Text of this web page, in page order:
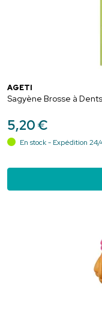
AGETI
Sagyène Brosse à
5,20€
En stock - Expédition